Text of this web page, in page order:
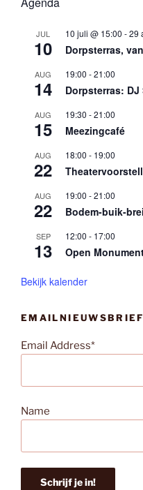
JUL
10
10 juli @ 15:00 -29
Dorpsterras,
AUG
14
19:00 -21:00
Dorpsterras:
AUG
15
19:30 -21:00
Meezingcafé
AUG
22
18:00 - 19:00
AUG
22
19:00 -21:00
Bodem-buik-
SEP
13
12:00 - 17:00
Open
Bekijk kalender
Email Address*
Name